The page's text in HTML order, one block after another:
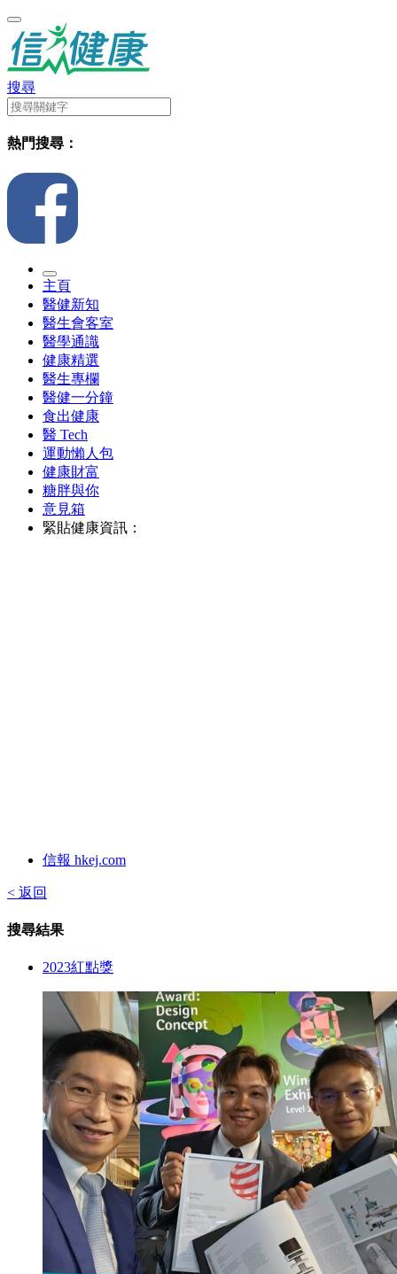
搜尋
熱門搜尋：
主頁
醫健新知
醫生會客室
醫學通識
健康精選
醫生專欄
醫健一分鐘
食出健康
醫 Tech
運動懶人包
健康財富
糖胖與你
意見箱
緊貼健康資訊：
信報 hkej.com
< 返回
搜尋結果
2023紅點獎